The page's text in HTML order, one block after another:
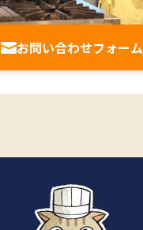
お問い合わせフォーム